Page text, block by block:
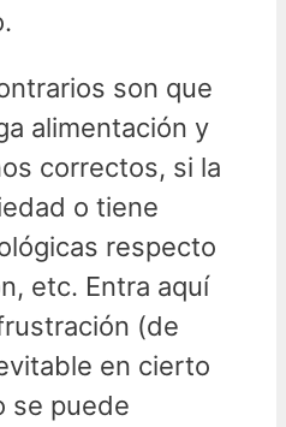
son que
alimentación y
correctos, si la
o tiene
respecto
etc. Entra aquí
(de
en cierto
se puede